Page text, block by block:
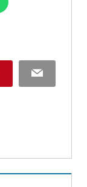
Pinterest Email